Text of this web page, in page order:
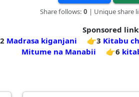
Share follows: 0 | Unique share
Sponsored
Madrasa kiganjani 👉3 Kitabu
Mitume na Manabii
👉6